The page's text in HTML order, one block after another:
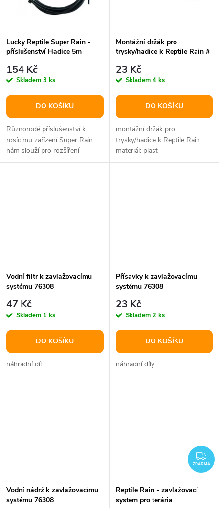
Lucky Reptile Super Rain -
příslušenství Hadice 5m
154 Kč
Skladem 3 ks
DO KOŠÍKU
Různorodé příslušenství k
rosícímu zařízení Super Rain
nám slouží pro rozšíření
systému a pro výměnu
Montážní držák pro
trysky/hadice k Reptile Rain #
23 Kč
Skladem 4 ks
DO KOŠÍKU
montážní držák pro
trysky/hadice k Reptile Rain
materiál: plast
Vodní filtr k zavlažovacímu
systému 76308
47 Kč
Skladem 1 ks
DO KOŠÍKU
náhradní díl
Přísavky k zavlažovacímu
systému 76308
23 Kč
Skladem 2 ks
DO KOŠÍKU
náhradní díly
Vodní nádrž k zavlažovacímu
systému 76308
ZDARMA
Reptile Rain - zavlažovací
systém pro terária